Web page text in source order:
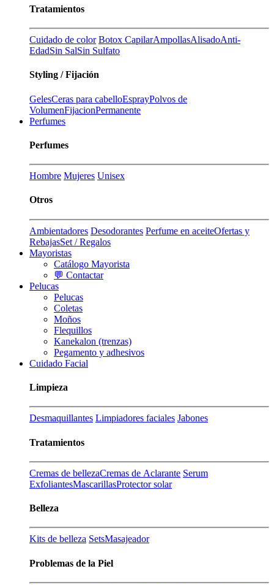
Tratamientos
Cuidado de color Botox CapilarAmpollasAlisadoAnti-
EdadSin SalSin Sulfato
Styling / Fijación
GelesCeras para cabelloEsprayPolvos de
VolumenFijacionPermanente
Perfumes
Perfumes
Hombre Mujeres Unisex
Otros
Ambientadores Desodorantes Perfume en aceiteOfertas y
RebajasSet / Regalos
Mayoristas
Catálogo Mayorista
💬 Contactar
Pelucas
Pelucas
Coletas
Moños
Flequillos
Kanekalon (trenzas)
Pegamento y adhesivos
Cuidado Facial
Limpieza
Desmaquillantes Limpiadores faciales Jabones
Tratamientos
Cremas de bellezaCremas de Aclarante Serum
ExfoliantesMascarillasProtector solar
Belleza
Kits de belleza SetsMasajeador
Problemas de la Piel